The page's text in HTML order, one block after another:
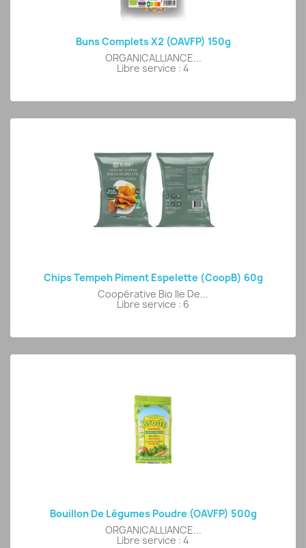
Buns Complets X2 (OAVFP) 150g
ORGANICALLIANCE...
Libre service : 4
Chips Tempeh Piment Espelette (CoopB) 60g
Coopérative Bio Ile De...
Libre service : 6
Bouillon De Légumes Poudre (OAVFP) 500g
ORGANICALLIANCE...
Libre service : 4